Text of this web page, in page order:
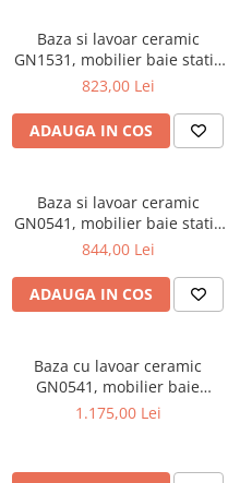
Baza si lavoar ceramic
GN1531, mobilier baie stativ
55 cm, front MDF, 2 usi, 2
picioare cromate reglabile,
alb
823,00 Lei
ADAUGA IN COS
Baza si lavoar ceramic
GN0541, mobilier baie stativ
60 cm, front MDF, 2 usi, 2
picioare cromate reglabile,
alb
844,00 Lei
ADAUGA IN COS
Baza cu lavoar ceramic
GN0541, mobilier baie
suspendat 80 cm, front MDF,
1.175,00 Lei